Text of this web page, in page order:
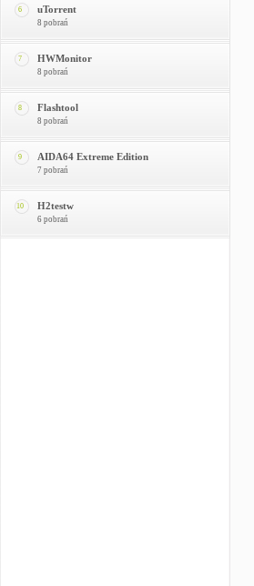
6 uTorrent
8 pobrań
7 HWMonitor
8 pobrań
8 Flashtool
8 pobrań
9 AIDA64 Extreme Edition
7 pobrań
10 H2testw
6 pobrań